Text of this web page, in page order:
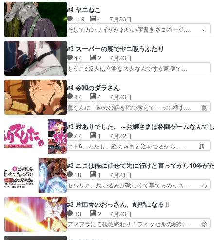
題解決特筆する事は無いが、… 今週もありがとう
ございます耳がヒクヒクな… 時計台に登ってるの
見ると挟まれないか心配…
を魔物と人間に殺された鏡の生い立ち。… 勇者た
ちを信じてアリスを預ける、鏡を信じ… 勇者パー
ティが仲間になった！？会話が通じ… 鏡の過去、
辛すぎて胸が苦しくなりました…… 最初、勇者パ
コちゃんの性別が間違えられ… 鏡の両親がモンス
ターと人間にそれぞれ命を… 胸が苦しくなるほど
鏡くんの過去がとても残…
#4 ヤニねこ
149 4
7月23日
そしてカンサイがかわいい字書きネコのモジ… カ
は『ちんこ』によってリミッターが外れ… 今回は
汚い要素あまりなく普通にギャグアニ… あとアイ
キャッチが釈迦だったの本当に最高… まー、今回
もコンプライアンス違反にどこま… 達郎のオチに
ニメが好きでも大丈夫だよ」… あんな事こんな事
いっぱいさせられちゃうこ… 妹ネコちゃんのバー
ガーにタバコ入ってるの…
#3 スーパーの裏でヤニ吸うふたり
47 2
7月23日
もうこの2人は立派な大人なんですが画像で…
こ叡智でセクシー！ミストふっかけて嗅ぎ… あい
かわらず山田さんと田山さんが同一人物… 今さら
だけどずとまよのOP合ってるね。首… 佐々木と
田山さんにロマンスの香りが漂って… 佐々木さん
「ただのヤニ仲間」から「ちゃ… 田山から消臭ミ
ストを戴いてお礼返しをして… からかったつもり
なのに、思いもよらない佐…
#4 令和のダラさん
87 4
7月23日
薫くんに「過去の話を絵で教えて」って頼ま… 薫
シリアス展開になるかと思ったら全然そ… 薫が通
うは応神町立応神北小学校一方、日向… 思ったの
と違う刺客出てきたwwただ関西弁… とエピソー
ドの進みにおどろくけど、気持ち… ①作文の定番
れしてきた。ミステリアスな… 弟くんから昔の話
を絵に描いて！と言われた… 神をも恐れぬ姉弟と
ダラさんのコメディかと…
#3 対ありでした。～お嬢さまは格闘ゲームなんてし
27 1
7月22日
スト6、わたし、遥ちゃまと遊んでるから、… 新
ぁ、こんな都合よく格ゲー女子が集まるか… 規律
違反は許さない人かと負けず嫌いの可愛… 何かに
一生懸命になっている女の子はかわい… 先の一件
で綾と美緒は親しくなる。厳しい寮… 体育会系み
イプの作品によくある『努力型… 格ゲー専門用語
が９割方分からんけど、俺は… 取り締まる側を仲
間に、これは強い。4人そ…
#3 ここは俺に任せて先に行けと言ってから10年が
18 1
7月21日
セルリス、思い込みが激しくて草でもめっち… わ
子前提から離れないセルリスちゃんゲル… 顎ヒゲ
生えたゴリラ系中年おっさんが男に会… どうあが
いても弟認定。ニワトリファイター… ここは俺に
任せて先に行けと言ってから１０… ちょっと奇妙
#3 片田舎のおっさん、剣聖になるⅡ
33 2
7月23日
アマプラにて視聴終わり！フィッセルの秘剣… 影